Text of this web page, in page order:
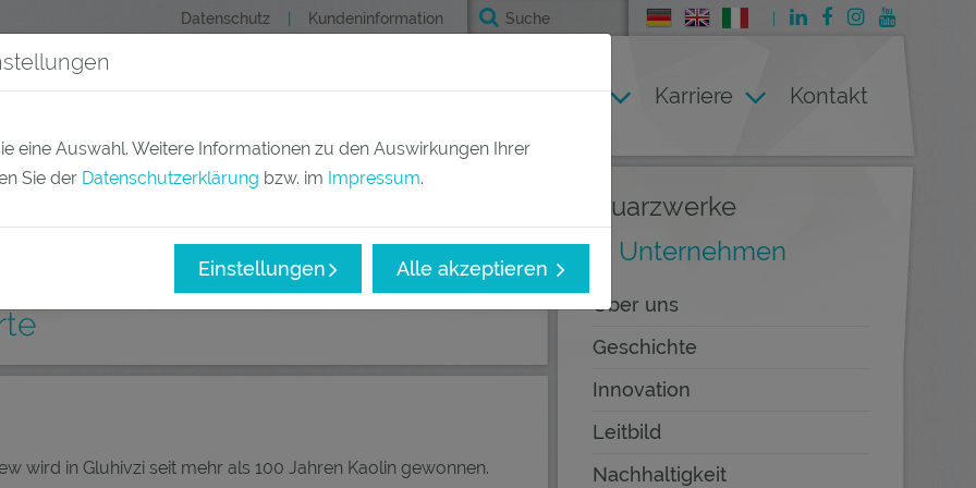
DeutschEnglishItalienisch
Datenschutz Kundeninformation
Produkte Märkte Unternehmen(current)Karriere Kontakt
wird in Gluhivzi seit mehr als 100 Jahren Kaolin gewonnen.
Quarzwerke
Unternehmen
Über uns
Geschichte
Innovation
Leitbild
Nachhaltigkeit
eine Auswahl. Weitere Informationen zu den Auswirkungen Ihrer
Sie der Datenschutzerklärung bzw. im Impressum.
Einstellungen Alle akzeptieren